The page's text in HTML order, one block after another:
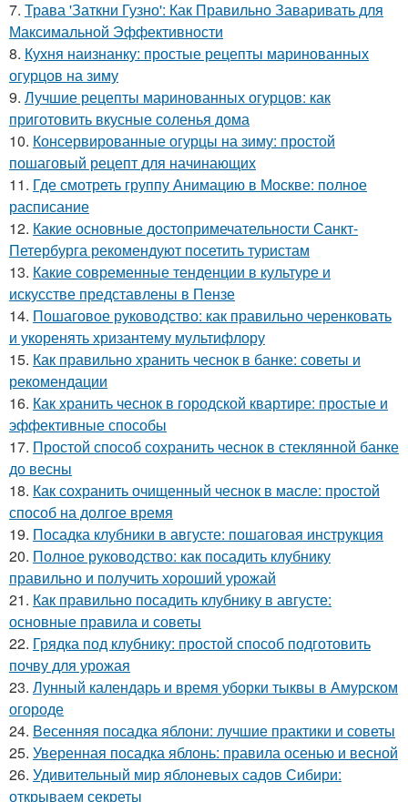
7. Трава 'Заткни Гузно': Как Правильно Заваривать для
Максимальной Эффективности
8. Кухня наизнанку: простые рецепты маринованных
огурцов на зиму
9. Лучшие рецепты маринованных огурцов: как
приготовить вкусные соленья дома
10. Консервированные огурцы на зиму: простой
пошаговый рецепт для начинающих
11. Где смотреть группу Анимацию в Москве: полное
расписание
12. Какие основные достопримечательности Санкт-
Петербурга рекомендуют посетить туристам
13. Какие современные тенденции в культуре и
искусстве представлены в Пензе
14. Пошаговое руководство: как правильно черенковать
и укоренять хризантему мультифлору
15. Как правильно хранить чеснок в банке: советы и
рекомендации
16. Как хранить чеснок в городской квартире: простые и
эффективные способы
17. Простой способ сохранить чеснок в стеклянной банке
до весны
18. Как сохранить очищенный чеснок в масле: простой
способ на долгое время
19. Посадка клубники в августе: пошаговая инструкция
20. Полное руководство: как посадить клубнику
правильно и получить хороший урожай
21. Как правильно посадить клубнику в августе:
основные правила и советы
22. Грядка под клубнику: простой способ подготовить
почву для урожая
23. Лунный календарь и время уборки тыквы в Амурском
огороде
24. Весенняя посадка яблони: лучшие практики и советы
25. Уверенная посадка яблонь: правила осенью и весной
26. Удивительный мир яблоневых садов Сибири:
открываем секреты